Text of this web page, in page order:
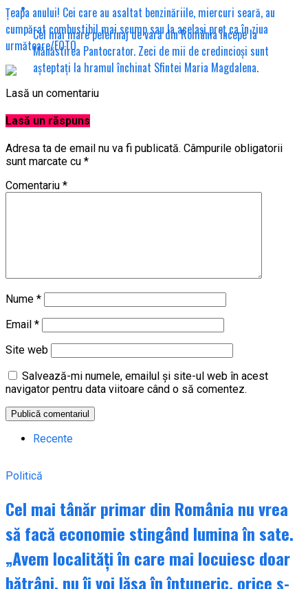
Țeapa anului! Cei care au asaltat benzinăriile, miercuri seară, au
cumpărat combustibil mai scump sau la același preț ca în ziua
următoare/FOTO
Cel mai mare pelerinaj de vară din România începe la
Mănăstirea Pantocrator. Zeci de mii de credincioși sunt
așteptați la hramul închinat Sfintei Maria Magdalena.
Lasă un comentariu
Lasă un răspuns
Adresa ta de email nu va fi publicată. Câmpurile obligatorii
sunt marcate cu *
Comentariu *
Nume *
Email *
Site web
Salvează-mi numele, emailul și site-ul web în acest
navigator pentru data viitoare când o să comentez.
Recente
Politică
Cel mai tânăr primar din România nu vrea
să facă economie stingând lumina în sate.
„Avem localități în care mai locuiesc doar
bătrâni, nu îi voi lăsa în întuneric, orice s-